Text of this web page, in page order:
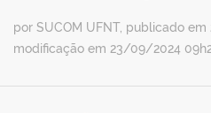
por SUCOM UFNT, publicado
modificação em 23/09/2024